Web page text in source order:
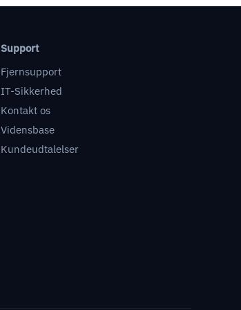
Support
Fjernsupport
IT-Sikkerhed
Kontakt os
Vidensbase
Kundeudtalelser